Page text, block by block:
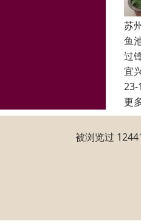
苏
鱼
过
宜
23-
更
被浏览过